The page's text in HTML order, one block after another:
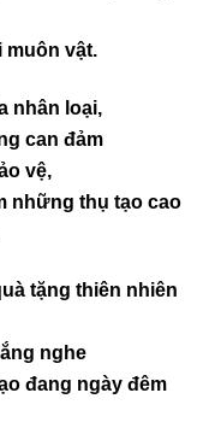
muôn vật.
nhân loại,
can đảm
vệ,
những thụ tạo cao
tặng thiên nhiên
nghe
đang ngày đêm